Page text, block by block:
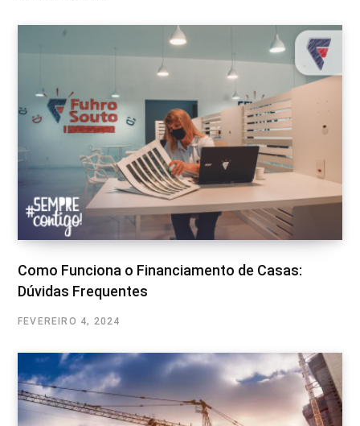
Como Funciona o Financiamento de Casas:
Dúvidas Frequentes
FEVEREIRO 4, 2024